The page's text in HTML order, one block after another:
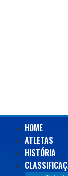
HOME
ATLETAS
HISTÓRIA